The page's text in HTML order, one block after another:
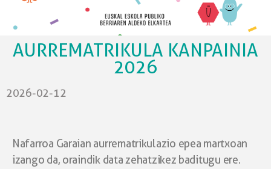
AURREMATRIKULA KANPAINIA
2026
2026-02-12
Nafarroa Garaian aurrematrikulazio epea martxoan
izango da, oraindik data zehatzikez baditugu ere.